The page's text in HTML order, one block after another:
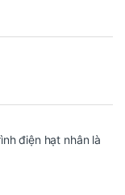
điện hạt nhân là